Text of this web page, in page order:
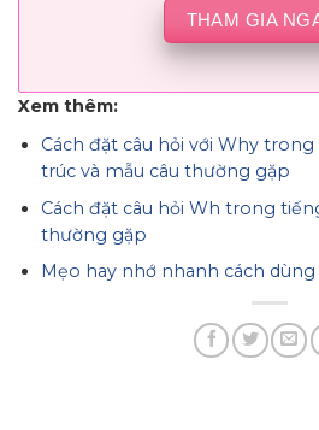
THAM GIA
Xem thêm:
Cách đặt câu hỏi với Why
trúc và mẫu câu thường gặp
Cách đặt câu hỏi Wh trong
thường gặp
Mẹo hay nhớ nhanh cách